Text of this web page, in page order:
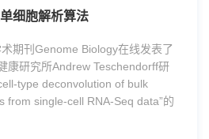
细胞解析算法
期刊Genome Biology在线发表了
康研究所Andrew Teschendorff研
type deconvolution of bulk
from single-cell RNA-Seq data”的